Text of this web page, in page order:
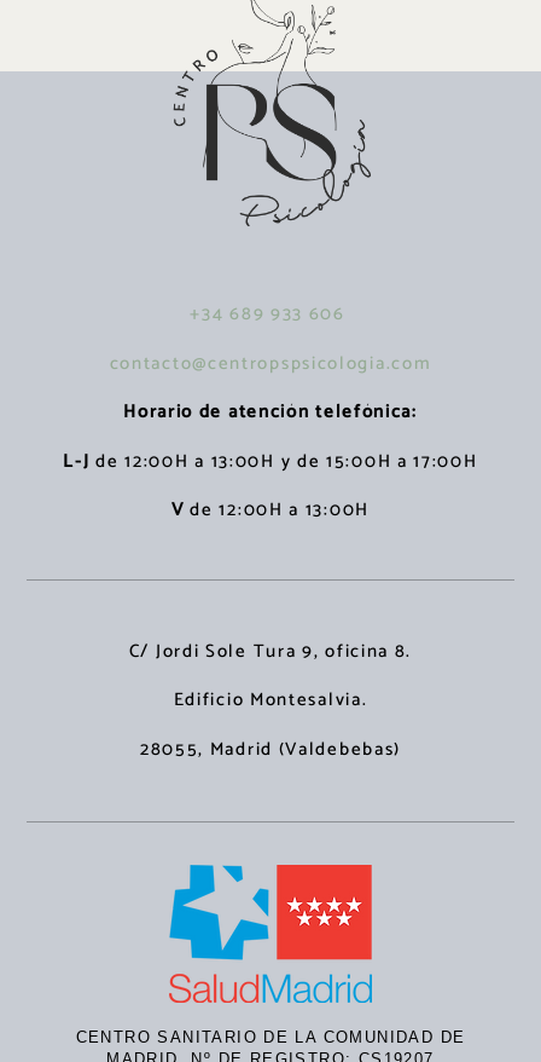
+34 689 933 606
contacto@centropspsicologia.com
Horario de atención telefónica:
L-J de 12:00H a 13:00H y de 15:00H a 17:00H
V de 12:00H a 13:00H
C/ Jordi Sole Tura 9, oficina 8.
Edificio Montesalvia.
28055, Madrid (Valdebebas)
CENTRO SANITARIO DE LA COMUNIDAD DE